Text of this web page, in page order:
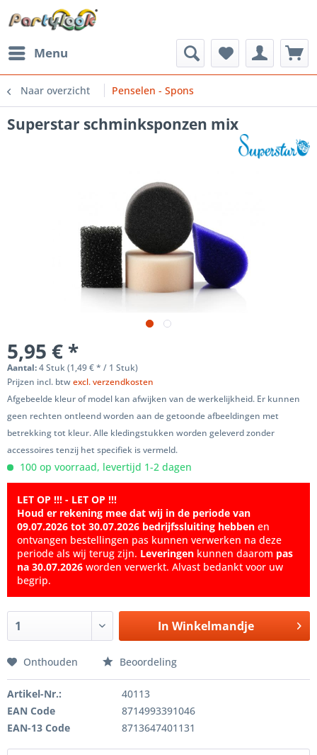
Menu
Naar overzicht Penselen - Spons
Superstar schminksponzen mix
5,95 € *
Aantal:4 Stuk (1,49 € * / 1 Stuk)
Prijzen incl. btwexcl. verzendkosten
Afgebeelde kleur of model kan afwijken van de werkelijkheid. Er kunnen
geen rechten ontleend worden aan de getoonde afbeeldingen met
betrekking tot kleur. Alle kledingstukken worden geleverd zonder
accessoires tenzij het specifiek is vermeld.
100 op voorraad, levertijd 1-2 dagen
LET OP !!! - LET OP !!!
Houd er rekening mee dat wij in de periode van
09.07.2026 tot 30.07.2026 bedrijfssluiting hebben en
ontvangen bestellingen pas kunnen verwerken na deze
periode als wij terug zijn. Leveringen kunnen daarom pas
na 30.07.2026 worden verwerkt. Alvast bedankt voor uw
begrip.
In Winkelmandje
Onthouden Beoordeling
Artikel-Nr.:
40113
EAN Code
8714993391046
EAN-13 Code
8713647401131